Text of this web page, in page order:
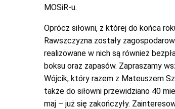
MOSiR-u.
Oprócz siłowni, z której do końca
Rawszczyzna zostały
realizowane w nich są również
boksu oraz zapasów. Zapraszamy
Wójcik, który razem z Mateuszem
także do siłowni przewidziano 40
maj – już się zakończyły.